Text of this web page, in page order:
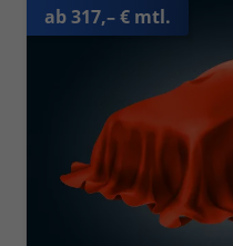
ab 317,– € mtl.